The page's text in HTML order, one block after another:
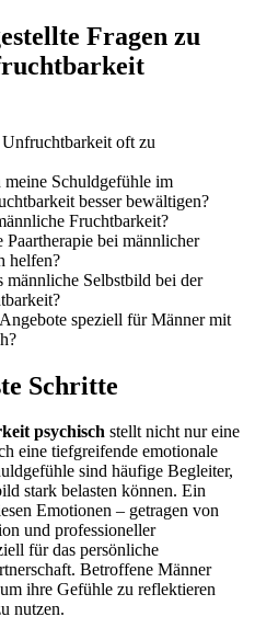
Fragen zu
oft zu
Schuldgefühle im
besser bewältigen?
Fruchtbarkeit?
Paartherapie bei männlicher
helfen?
männliche Selbstbild bei der
speziell für Männer mit
Schritte
psychisch stellt nicht nur eine
eine tiefgreifende emotionale
sind häufige Begleiter,
stark belasten können. Ein
Emotionen – getragen von
und professioneller
für das persönliche
Betroffene Männer
ihre Gefühle zu reflektieren
nutzen.